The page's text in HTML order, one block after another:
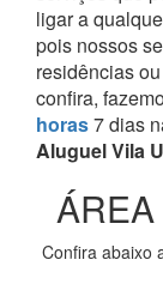
ligar a
pois nossos
residências
confira,
horas7 dias
Aluguel Vila
Confira abaixo